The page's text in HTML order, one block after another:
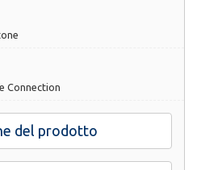
Connection
del prodotto